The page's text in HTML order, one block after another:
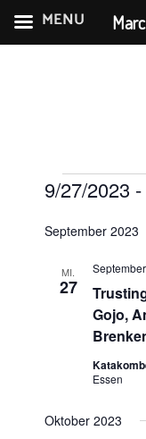
9/27/2023 -
a
e
September 2023
MI.
27
Gojo,
Essen
Oktober 2023
MENU